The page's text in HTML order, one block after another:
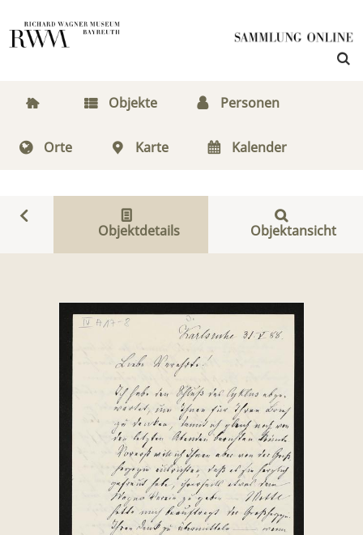
Objekte Personen
Orte Karte Kalender
Objektdetails Objektansicht